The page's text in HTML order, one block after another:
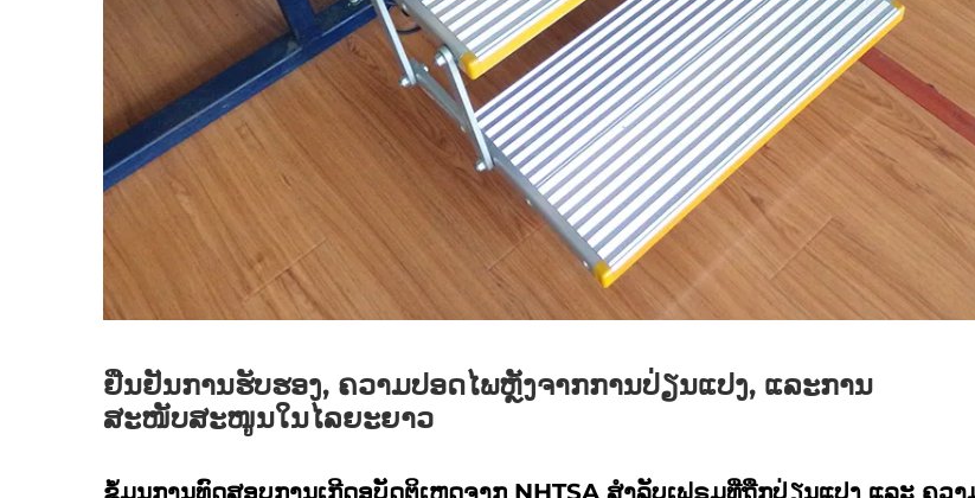
ຢືນຢັນການຮັບຮອງ, ຄວາມປອດໄພຫຼັງຈາກການປ່ຽນແປງ, ແລະການ
ສະໜັບສະໜູນໃນໄລຍະຍາວ
ຂໍ້ມູນການທົດສອບການເກີດອຸບັດຕິເຫດຈາກ NHTSA ສຳລັບເຟຣມທີ່ຖືກປ່ຽນແປງ ແລະ ຄວາ